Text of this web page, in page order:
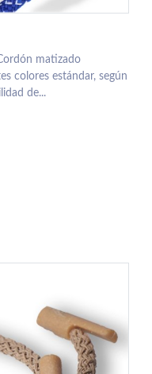
matizado
colores estándar, según
de...